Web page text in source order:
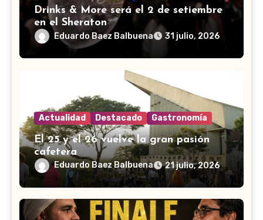
Drinks & More será el 2 de setiembre
en el Sheraton
Eduardo Baez Balbuena 31 julio, 2026
Actualidad Destacado Gastronomía
El 25 y el 26 vuelve la gran pasión
cafetera
Eduardo Baez Balbuena 21 julio, 2026